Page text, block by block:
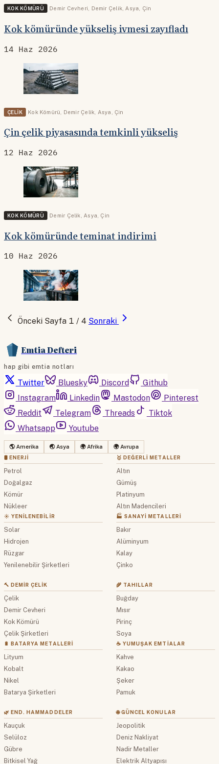
KOK KÖMÜRÜ Demir Cevheri Demir Çelik, Asya Çin
Kok kömüründe yükseliş ivmesi zayıfladı
14 Haz 2026
ÇELIK Kok Kömürü Demir Çelik Asya Çin
Çin çelik piyasasında temkinli yükseliş
12 Haz 2026
KOK KÖMÜRÜ Demir Çelik Asya Çin
Kok kömüründe teminat indirimi
10 Haz 2026
Önceki Sayfa 1 / 4 Sonraki
Emtia Defteri
hap gibi emtia notları
Twitter Bluesky Discord
Github
Instagram
Linkedin Mastodon
Pinterest
Reddit
Telegram Threads
Tiktok
Whatsapp
Youtube
🌎 Amerika 🌏 Asya 🌍 Afrika 🌍 Avrupa
🛢 ENERJI
Petrol
Doğalgaz
Kömür
Nükleer
☀️ YENILENEBILIR
Solar
Hidrojen
Rüzgar
Yenilenebilir Şirketleri
🥇 DEĞERLI METALLER
Altın
Gümüş
Platinyum
Altın Madencileri
🏭 SANAYI METALLERI
Bakır
Alüminyum
Kalay
Çinko
🔨 DEMIR ÇELIK
Çelik
Demir Cevheri
Kok Kömürü
Çelik Şirketleri
🔋 BATARYA METALLERI
Lityum
Kobalt
Nikel
Batarya Şirketleri
🌾 TAHILLAR
Buğday
Mısır
Pirinç
Soya
☕ YUMUŞAK EMTIALAR
Kahve
Kakao
Şeker
Pamuk
🌿 END. HAMMADDELER
Kauçuk
Selüloz
Gübre
Bitkisel Yağ
🌐 GÜNCEL KONULAR
Jeopolitik
Deniz Nakliyat
Nadir Metaller
Elektrik Altyapısı